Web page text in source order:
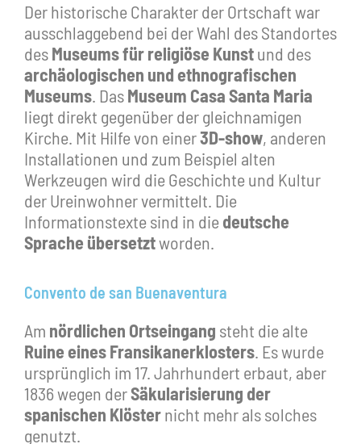
Der historische Charakter der Ortschaft war
ausschlaggebend bei der Wahl des Standortes
desMuseums für religiöse Kunstund des
archäologischen und ethnografischen
Museums . DasMuseum Casa Santa Maria
liegt direkt gegenüber der gleichnamigen
Kirche. Mit Hilfe von einer3D-show, anderen
Installationen und zum Beispiel alten
Werkzeugen wird die Geschichte und Kultur
der Ureinwohner vermittelt. Die
Informationstexte sind in diedeutsche
Sprache übersetztworden.
Convento de san Buenaventura
Am nördlichen Ortseingang steht die alte
Ruine eines Fransikanerklosters . Es wurde
ursprünglich im 17. Jahrhundert erbaut, aber
1836 wegen derSäkularisierung der
spanischen Klösternicht mehr als solches
genutzt.